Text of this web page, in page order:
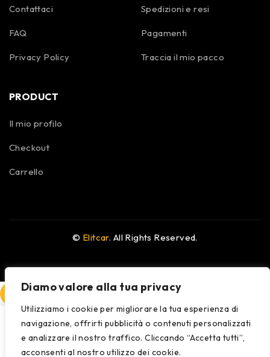
Diamo valore alla tua privacy
Utilizziamo i cookie per migliorare la tua esperienza di
navigazione, offrirti pubblicità o contenuti personalizzati
e analizzare il nostro traffico. Cliccando “Accetta tutti”,
acconsenti al nostro utilizzo dei cookie.
Contattaci
FAQ
Privacy Policy
Spedizioni e resi
Pagamenti
Traccia il mio pacco
PRODUCT
Il mio profilo
Checkout
Carrello
© Elitcar. All Rights Reserved.
COMPARE (0)